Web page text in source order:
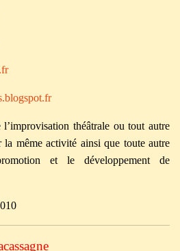
l’improvisation théâtrale ou tout autre
la même activité ainsi que toute autre
et le développement de